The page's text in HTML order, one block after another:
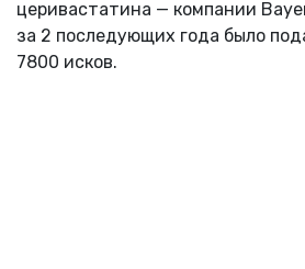
церивастатина — компании
за 2 последующих года было
7800 исков.